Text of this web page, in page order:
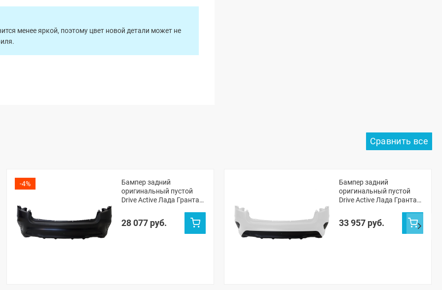
менее яркой, поэтому цвет новой детали может не
-4%
Бампер задний
оригинальный пустой
Drive Active Лада Гранта
(неокрашенный)
28 077 руб.
Бампер задний
оригинальный пустой
Drive Active Лада Гранта
33 957 руб.